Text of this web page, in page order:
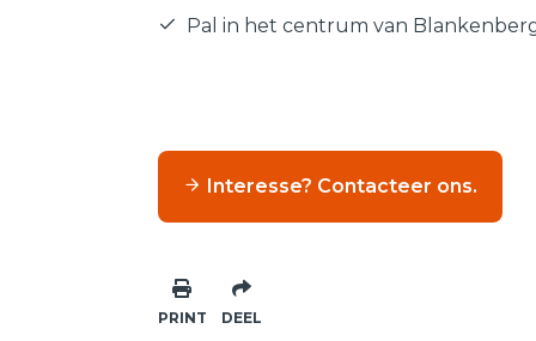
Pal in het centrum van
Interesse? Contacteer ons.
PRINT DEEL